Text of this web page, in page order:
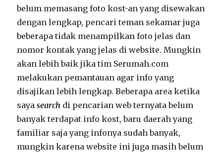
belum memasang foto kost-an yang disewakan
dengan lengkap, pencari teman sekamar juga
beberapa tidak menampilkan foto jelas dan
nomor kontak yang jelas di website. Mungkin
akan lebih baik jika tim Serumah.com
melakukan pemantauan agar info yang
disajikan lebih lengkap. Beberapa area ketika
sayasearch di pencarian web ternyata belum
banyak terdapat info kost, baru daerah yang
familiar saja yang infonya sudah banyak,
mungkin karena website ini juga masih belum